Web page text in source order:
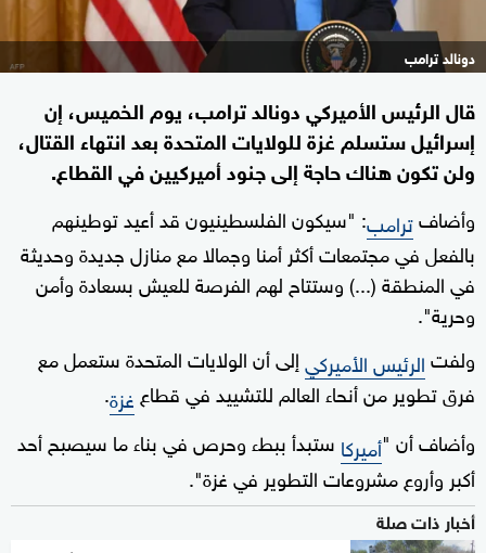
دونالد ترامب
قال الرئيس الأميركي دونالد ترامب، يوم الخميس، إن
إسرائيل ستسلم غزة للولايات المتحدة بعد انتهاء القتال،
ولن تكون هناك حاجة إلى جنود أميركيين في القطاع.
وأضافترامب: "سيكون الفلسطينيون قد أعيد توطينهم
بالفعل في مجتمعات أكثر أمنا وجمالا مع منازل جديدة وحديثة
في المنطقة (...) وستتاح لهم الفرصة للعيش بسعادة وأمن
وحرية".
ولفتالرئيس الأميركيإلى أن الولايات المتحدة ستعمل مع
فرق تطوير من أنحاء العالم للتشييد في قطاعغزة.
وأضاف أن "أميركا ستبدأ ببطء وحرص في بناء ما سيصبح أحد
أكبر وأروع مشروعات التطوير في غزة".
أخبار ذات صلة